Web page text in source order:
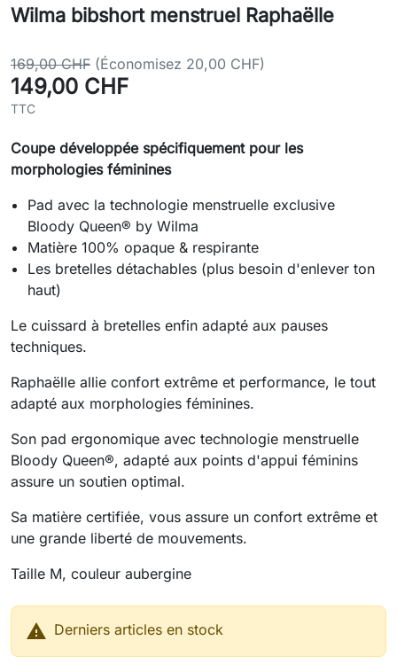
Wilma bibshort menstruel Raphaëlle
169,00 CHF (Économisez 20,00 CHF)
149,00 CHF
TTC
Coupe développée spécifiquement pour les
morphologies féminines
Pad avec la technologie menstruelle exclusive
Bloody Queen® by Wilma
Matière 100% opaque & respirante
Les bretelles détachables (plus besoin d'enlever ton
haut)
Le cuissard à bretelles enfin adapté aux pauses
techniques.
Raphaëlle allie confort extrême et performance, le tout
adapté aux morphologies féminines.
Son pad ergonomique avec technologie menstruelle
Bloody Queen®, adapté aux points d'appui féminins
assure un soutien optimal.
Sa matière certifiée, vous assure un confort extrême et
une grande liberté de mouvements.
Taille M, couleur aubergine
 Derniers articles en stock